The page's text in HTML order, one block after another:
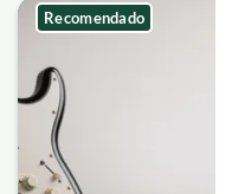
Recomendado